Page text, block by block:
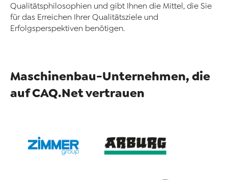
Qualitätsphilosophien und gibt Ihnen die Mittel, die Sie
für das Erreichen Ihrer Qualitätsziele und
Erfolgsperspektiven benötigen.
Maschinenbau-Unternehmen, die
auf CAQ.Net vertrauen